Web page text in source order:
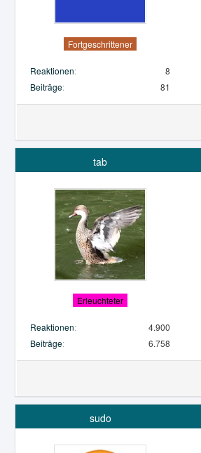
Fortgeschrittener
Reaktionen
8
Beiträge
81
tab
Erleuchteter
Reaktionen
4.900
Beiträge
6.758
sudo